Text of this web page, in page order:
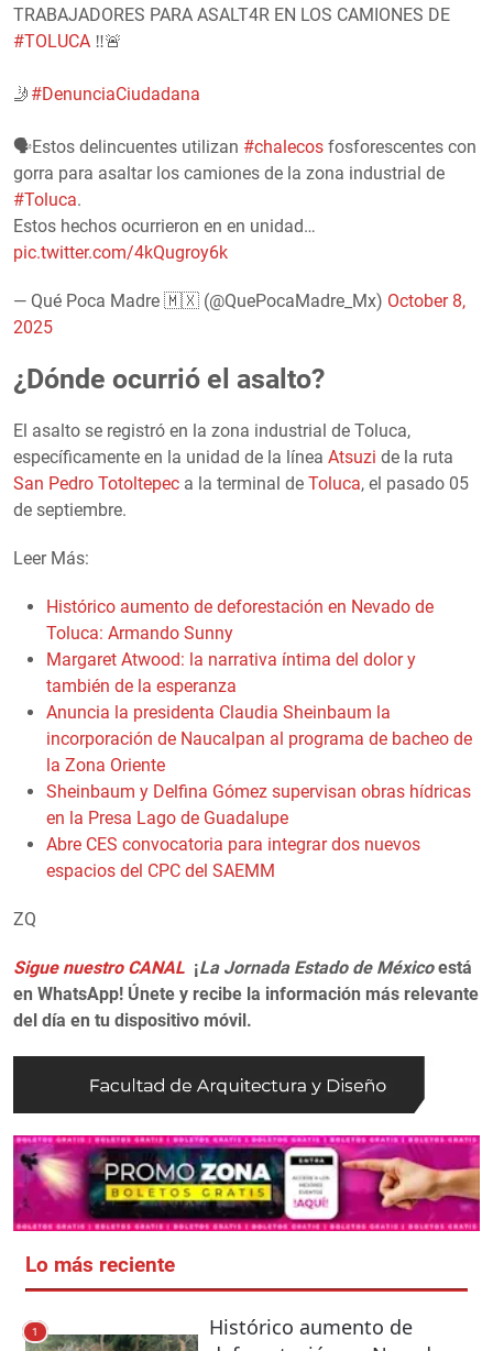
TRABAJADORES PARA ASALT4R EN LOS CAMIONES DE
#TOLUCA ‼🚨
🤳 #DenunciaCiudadana
🗣Estos delincuentes utilizan #chalecos fosforescentes con
gorra para asaltar los camiones de la zona industrial de
#Toluca.
Estos hechos ocurrieron en en unidad…
pic.twitter.com/4kQugroy6k
— Qué Poca Madre 🇲🇽 (@QuePocaMadre_Mx) October 8,
2025
¿Dónde ocurrió el asalto?
El asalto se registró en la zona industrial de Toluca,
específicamente en la unidad de la línea Atsuzi de la ruta
San Pedro Totoltepec a la terminal de Toluca, el pasado 05
de septiembre.
Leer Más:
Histórico aumento de deforestación en Nevado de
Toluca: Armando Sunny
Margaret Atwood: la narrativa íntima del dolor y
también de la esperanza
Anuncia la presidenta Claudia Sheinbaum la
incorporación de Naucalpan al programa de bacheo de
la Zona Oriente
Sheinbaum y Delfina Gómez supervisan obras hídricas
en la Presa Lago de Guadalupe
Abre CES convocatoria para integrar dos nuevos
espacios del CPC del SAEMM
ZQ
Sigue nuestro CANAL ¡La Jornada Estado de Méxicoestá
en WhatsApp! Únete y recibe la información más relevante
del día en tu dispositivo móvil.
Lo más reciente
1
Histórico aumento de